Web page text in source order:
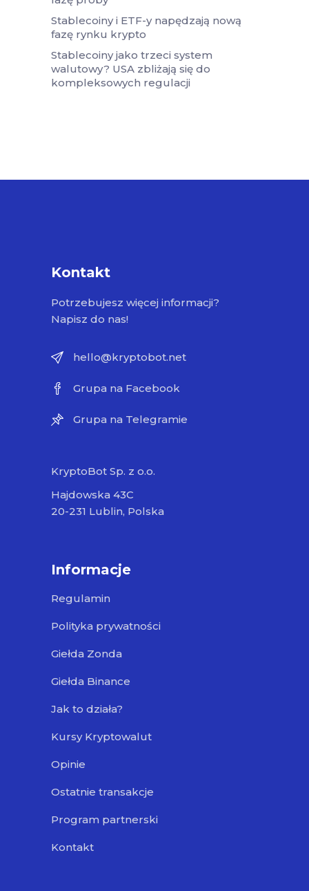
Stablecoiny i ETF-y napędzają nową
fazę rynku krypto
Stablecoiny jako trzeci system
walutowy? USA zbliżają się do
kompleksowych regulacji
Kontakt
Potrzebujesz więcej informacji?
Napisz do nas!
hello@kryptobot.net
Grupa na Facebook
Grupa na Telegramie
KryptoBot Sp. z o.o.
Hajdowska 43C
20-231 Lublin, Polska
Informacje
Regulamin
Polityka prywatności
Giełda Zonda
Giełda Binance
Jak to działa?
Kursy Kryptowalut
Opinie
Ostatnie transakcje
Program partnerski
Kontakt